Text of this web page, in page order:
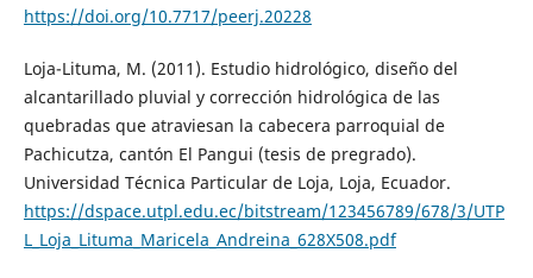
https://doi.org/10.7717/peerj.20228
Loja-Lituma, M. (2011). Estudio hidrológico, diseño del
alcantarillado pluvial y corrección hidrológica de las
quebradas que atraviesan la cabecera parroquial de
Pachicutza, cantón El Pangui (tesis de pregrado).
Universidad Técnica Particular de Loja, Loja, Ecuador.
https://dspace.utpl.edu.ec/bitstream/123456789/678/3/UTP
L_Loja_Lituma_Maricela_Andreina_628X508.pdf